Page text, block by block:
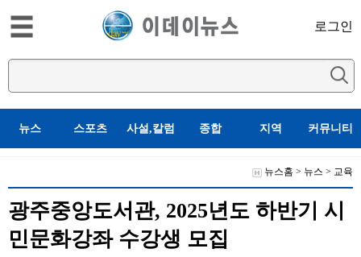
로그인
뉴스 스포츠 사설,칼럼 종합 지역 커뮤니티
뉴스홈 > 뉴스 > 교육
광주중앙도서관, 2025년도 하반기 시
민문화강좌 수강생 모집